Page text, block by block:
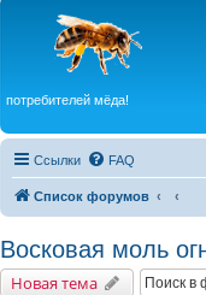
потребителей мёда!
Ссылки FAQ
Список форумов
Восковая моль
Новая тема